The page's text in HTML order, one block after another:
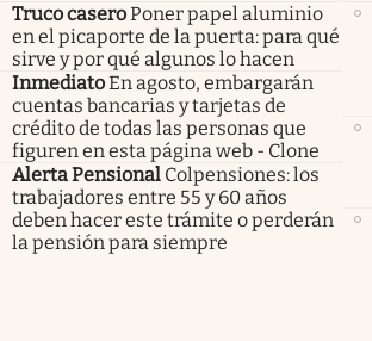
Truco caseroPoner papel aluminio
en el picaporte de la puerta: para qué
sirve y por qué algunos lo hacen
InmediatoEn agosto, embargarán
cuentas bancarias y tarjetas de
crédito de todas las personas que
figuren en esta página web - Clone
Alerta Pensional Colpensiones: los
trabajadores entre 55 y 60 años
deben hacer este trámite o perderán
la pensión para siempre